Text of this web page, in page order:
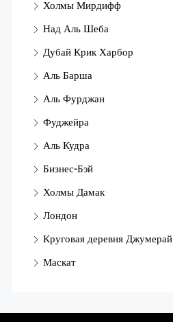
Холмы Мирдифф
Над Аль Шеба
Дубай Крик Харбор
Аль Барша
Аль Фурджан
Фуджейра
Аль Кудра
Бизнес-Бэй
Холмы Дамак
Лондон
Круговая деревня Джумерай
Маскат